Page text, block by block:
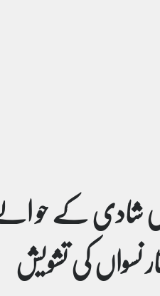
شادی کے حو
نسواں کی تشویش